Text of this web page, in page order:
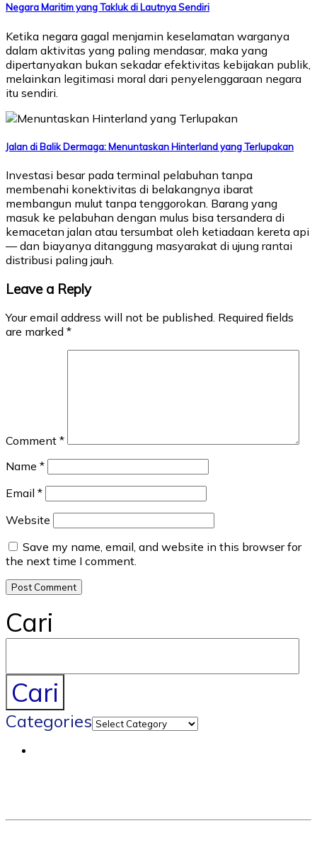
Negara Maritim yang Takluk di Lautnya Sendiri
Ketika negara gagal menjamin keselamatan warganya
dalam aktivitas yang paling mendasar, maka yang
dipertanyakan bukan sekadar efektivitas kebijakan publik,
melainkan legitimasi moral dari penyelenggaraan negara
itu sendiri.
Jalan di Balik Dermaga: Menuntaskan Hinterland yang Terlupakan
Investasi besar pada terminal pelabuhan tanpa
membenahi konektivitas di belakangnya ibarat
membangun mulut tanpa tenggorokan. Barang yang
masuk ke pelabuhan dengan mulus bisa tersandera di
kemacetan jalan atau tersumbat oleh ketiadaan kereta api
— dan biayanya ditanggung masyarakat di ujung rantai
distribusi paling jauh.
Leave a Reply
Your email address will not be published. Required fields
are marked *
Comment *
Name *
Email *
Website
Save my name, email, and website in this browser for
the next time I comment.
Cari
Cari
Categories